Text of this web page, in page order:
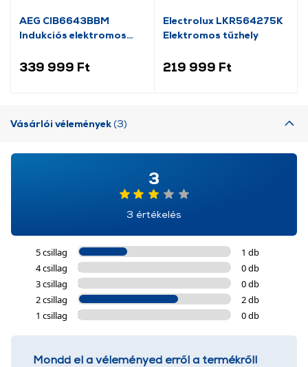
AEG CIB6643BBM
Indukciós elektromos
339 999 Ft
Electrolux LKR564275K
Elektromos tűzhely
219 999 Ft
Vásárlói vélemények(3)
3
3 értékelés
5 csillag
1 db
4 csillag
0 db
3 csillag
0 db
2 csillag
2 db
1 csillag
0 db
Mondd el a véleményed erről a termékről!